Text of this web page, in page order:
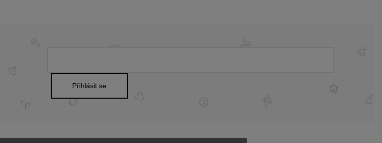
Přihlásit se